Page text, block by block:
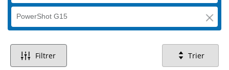
PowerShot G15
Filtrer Trier